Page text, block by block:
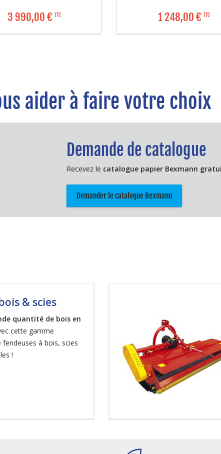
3 990,00 € TTC 1 248,00 € TTC
aider à faire votre choix
Demande de catalogue
Recevez le catalogue papier Bexmann
Demander le catalogue Bexmann
& scies
quantité de bois en
cette gamme
à bois, scies
!